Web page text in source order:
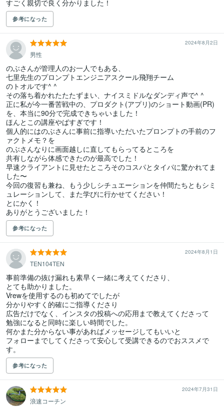
すごく親切で良く分かりました！
参考になった
2024年8月2日
男性
のぶさんが管理人のお一人でもある、
七里先生のプロンプトエンジニアスクール飛翔チーム
のトオルです^ ^
その落ち着かれたたたずまい、ナイスミドルなダンディ声で^ ^
正に私が今一番苦戦中の、プロダクト(アプリ)のショート動画(PR)
を、本当に90分で完成できちゃいました！
ほんとこの講座やばすぎです！
個人的にはのぶさんに事前に指導いただいたプロンプトの手前のフ
ァクトメモ？を
のぶさんなりに画面越しに直してもらってるところを
共有しながら体感できたのが最高でした！
早速クライアントに見せたところそのコスパとタイパに驚かれてま
した〜
今回の復習も兼ね、もう少しシチュエーションを仲間たちともシミ
ュレーションして、また学びに行かせてください！
とにかく！
参考になった
2024年8月1日
TEN104TEN
事前準備の抜け漏れも素早く一緒に考えてくださり、
とても助かりました。
Vrewを使用するのも初めてでしたが
分かりやすく的確にご指導くださり
広告だけでなく、インスタの投稿への応用まで教えてくださって
勉強になると同時に楽しい時間でした。
何かまた分からない事があればメッセージしてもいいと
フォローまでしてくださって安心して受講できるのでおススメで
す。
参考になった
2024年7月31日
浪速コーチン